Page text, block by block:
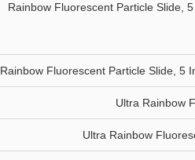
Rainbow Fluorescent Particle Slide,
Rainbow Fluorescent Particle Slide, 5
Ultra Rainbow
Ultra Rainbow